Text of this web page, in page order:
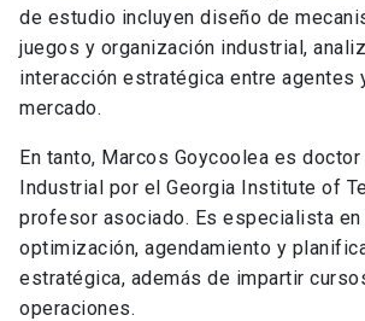
de estudio incluyen diseño de
juegos y organización industrial,
interacción estratégica entre agentes
mercado.
En tanto, Marcos Goycoolea es
Industrial por el Georgia Institute of
profesor asociado. Es especialista
optimización, agendamiento y
estratégica, además de impartir
operaciones.